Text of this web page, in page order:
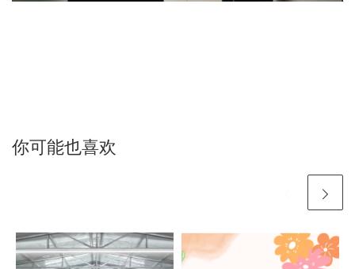
你可能也喜欢